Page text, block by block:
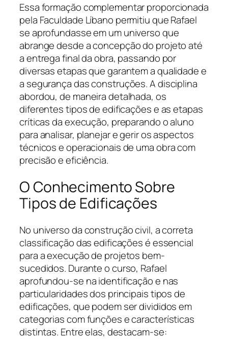
Essa formação complementar proporcionada
pela Faculdade Líbano permitiu que Rafael
se aprofundasse em um universo que
abrange desde a concepção do projeto até
a entrega final da obra, passando por
diversas etapas que garantem a qualidade e
a segurança das construções. A disciplina
abordou, de maneira detalhada, os
diferentes tipos de edificações e as etapas
críticas da execução, preparando o aluno
para analisar, planejar e gerir os aspectos
técnicos e operacionais de uma obra com
precisão e eficiência.
O Conhecimento Sobre
Tipos de Edificações
No universo da construção civil, a correta
classificação das edificações é essencial
para a execução de projetos bem-
sucedidos. Durante o curso, Rafael
aprofundou-se na identificação e nas
particularidades dos principais tipos de
edificações, que podem ser divididos em
categorias com funções e características
distintas. Entre elas, destacam-se: